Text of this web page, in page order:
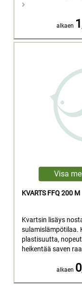
alkaen
KVARTS FFQ 200 M
Kvartsin lisäys
sulamislämpötilaa.
plastisuutta,
heikentää saven
alkaen